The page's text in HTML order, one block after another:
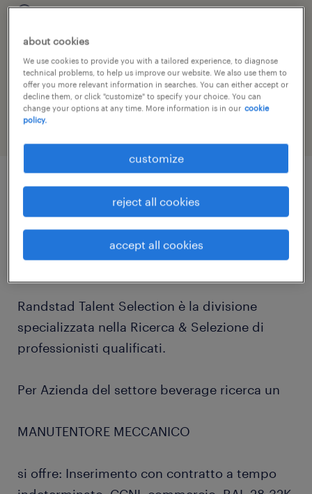
full-time
job category
engineering
Hai una buona manualità? Hai esperienza in
produzione?
Randstad Talent Selection è la divisione
specializzata nella Ricerca & Selezione di
professionisti qualificati.
Per Azienda del settore beverage ricerca un
MANUTENTORE MECCANICO
si offre: Inserimento con contratto a tempo
about cookies
We use cookies to provide you with a tailored experience, to diagnose
technical problems, to help us improve our website. We also use them to
offer you more relevant information in searches. You can either accept or
decline them, or click "customize" to specify your choice. You can
change your options at any time. More information is in our cookie
policy.
customize
reject all cookies
accept all cookies